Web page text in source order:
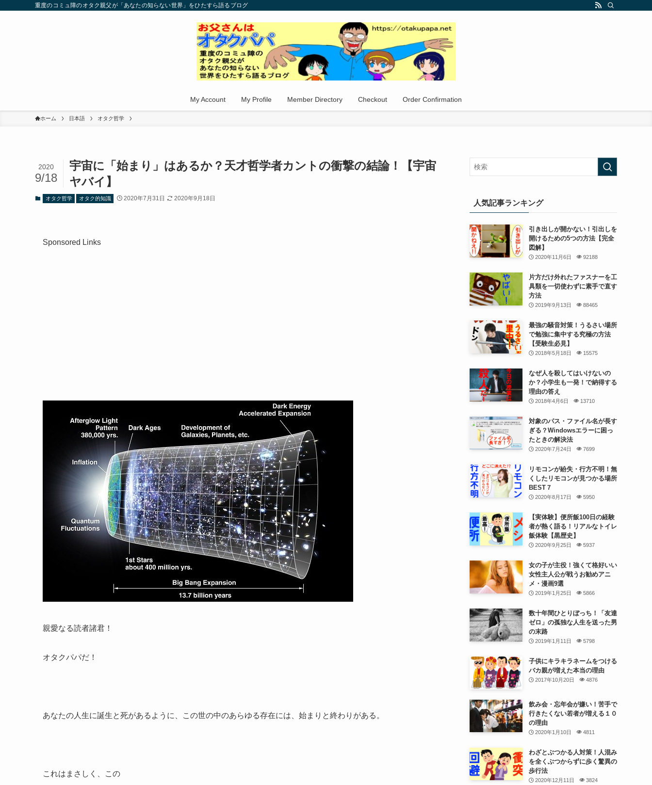
重度のコミュ障のオタク親父が「あなたの知らない世界」をひたすら語るブログ
My Account My Profile Member Directory Checkout Order Confirmation
ホーム 日本語 オタク哲学
宇宙に「始まり」はあるか？天才哲学者カントの衝撃の結論！【宇宙
ヤバイ】
2020
9/18
オタク哲学 オタク的知識 2020年7月31日 2020年9月18日
Sponsored Links
親愛なる読者諸君！
オタクパパだ！
あなたの人生に誕生と死があるように、この世の中のあらゆる存在には、始まりと終わりがある。
これはまさしく、この
人気記事ランキング
引き出しが開かない！引出しを
開けるための5つの方法【完全
図解】
2020年11月6日 92188
片方だけ外れたファスナーを工
具類を一切使わずに素手で直す
方法
2019年9月13日 88465
最強の騒音対策！うるさい場所
で勉強に集中する究極の方法
【受験生必見】
2018年5月18日 15575
なぜ人を殺してはいけないの
か？小学生も一発！で納得する
理由の答え
2018年4月6日 13710
対象のパス・ファイル名が長す
ぎる？Windowsエラーに困っ
たときの解決法
2020年7月24日 7699
リモコンが紛失・行方不明！無
くしたリモコンが見つかる場所
BEST７
2020年8月17日 5950
【実体験】便所飯100日の経験
者が熱く語る！リアルなトイレ
飯体験【黒歴史】
2020年9月25日 5937
女の子が主役！強くて格好いい
女性主人公が戦うお勧めアニ
メ・漫画9選
2019年1月25日 5866
数十年間ひとりぼっち！「友達
ゼロ」の孤独な人生を送った男
の末路
2019年1月11日 5798
子供にキラキラネームをつける
バカ親が増えた本当の理由
2017年10月20日 4876
飲み会・忘年会が嫌い！苦手で
行きたくない若者が増える１０
の理由
2020年1月10日 4811
わざとぶつかる人対策！人混み
を全くぶつからずに歩く驚異の
歩行法
2020年12月11日 3824